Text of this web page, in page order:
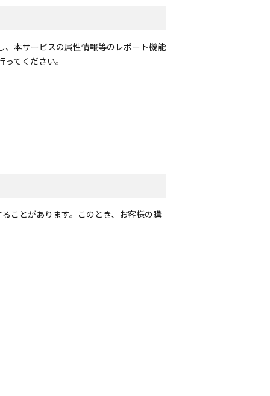
本サービスの属性情報等のレポート機能
てください。
ことがあります。このとき、お客様の購